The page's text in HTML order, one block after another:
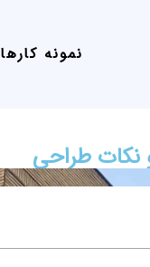
نمونه کارها
نکات طراحی